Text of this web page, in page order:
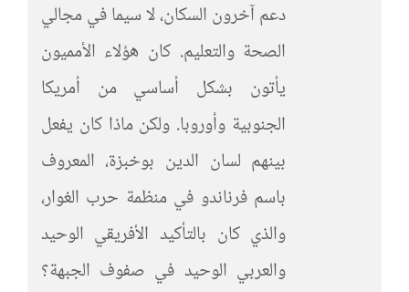
دعم آخرون السكان، لا سيما في مجالي
الصحة والتعليم. كان هؤلاء الأمميون
يأتون بشكل أساسي من أمريكا
الجنوبية وأوروبا. ولكن ماذا كان يفعل
بينهم لسان الدين بوخبزة، المعروف
باسم فرناندو في منظمة حرب الغوار،
والذي كان بالتأكيد الأفريقي الوحيد
والعربي الوحيد في صفوف الجبهة؟